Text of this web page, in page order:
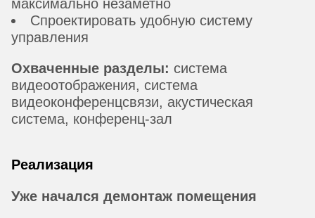
максимально незаметно
Спроектировать удобную систему
управления
Охваченные разделы: система
видеоотображения, система
видеоконференцсвязи, акустическая
система, конференц-зал
Реализация
Уже начался демонтаж помещения